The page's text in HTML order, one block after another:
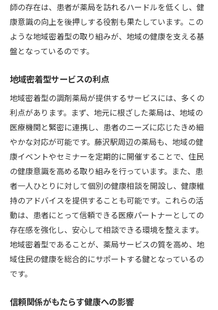
師の存在は、患者が薬局を訪れるハードルを低くし、健
康意識の向上を後押しする役割も果たしています。この
ような地域密着型の取り組みが、地域の健康を支える基
盤となっているのです。
地域密着型サービスの利点
地域密着型の調剤薬局が提供するサービスには、多くの
利点があります。まず、地元に根ざした薬局は、地域の
医療機関と緊密に連携し、患者のニーズに応じたきめ細
やかな対応が可能です。藤沢駅周辺の薬局も、地域の健
康イベントやセミナーを定期的に開催することで、住民
の健康意識を高める取り組みを行っています。また、患
者一人ひとりに対して個別の健康相談を開設し、健康維
持のアドバイスを提供することも可能です。これらの活
動は、患者にとって信頼できる医療パートナーとしての
存在感を強化し、安心して相談できる環境を整えます。
地域密着型であることが、薬局サービスの質を高め、地
域住民の健康を総合的にサポートする鍵となっているの
です。
信頼関係がもたらす健康への影響